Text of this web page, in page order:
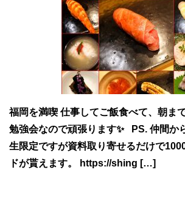
福岡を満喫 仕事してご飯食べて、朝ま
勉強会なので頑張ります✨ PS. 仲間か
生限定ですが資料取り寄せるだけで
ドが貰えます。 https://shing […]